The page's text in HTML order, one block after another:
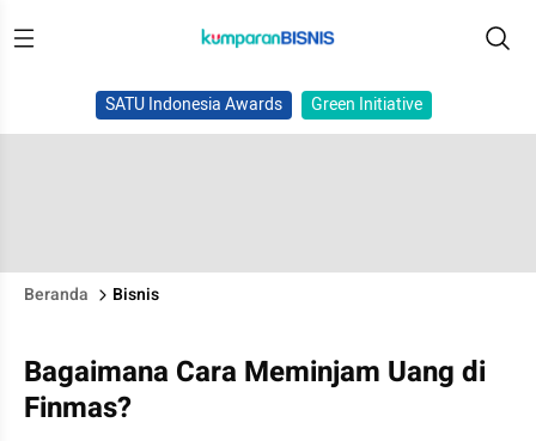
SATU Indonesia Awards Green Initiative
Beranda Bisnis
Bagaimana Cara Meminjam Uang di
Finmas?